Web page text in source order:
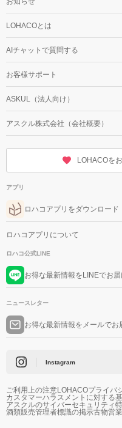
LOHACOとは
AIチャットで質問する
お客様サポート
ASKUL（法人向け）
アスクル株式会社（会社概要）
LOHACOを
アプリ
ロハコアプリをダウンロード
ロハコアプリについて
ロハコ公式LINE
お得な最新情報をLINEでお
ニュースレター
お得な最新情報をメールでお
Instagram
ご利用上の注意LOHACOプライバ
カスタマーハラスメントに対する
アスクルのサイバーセキュリティ
酒類販売管理者標識の掲示古物営